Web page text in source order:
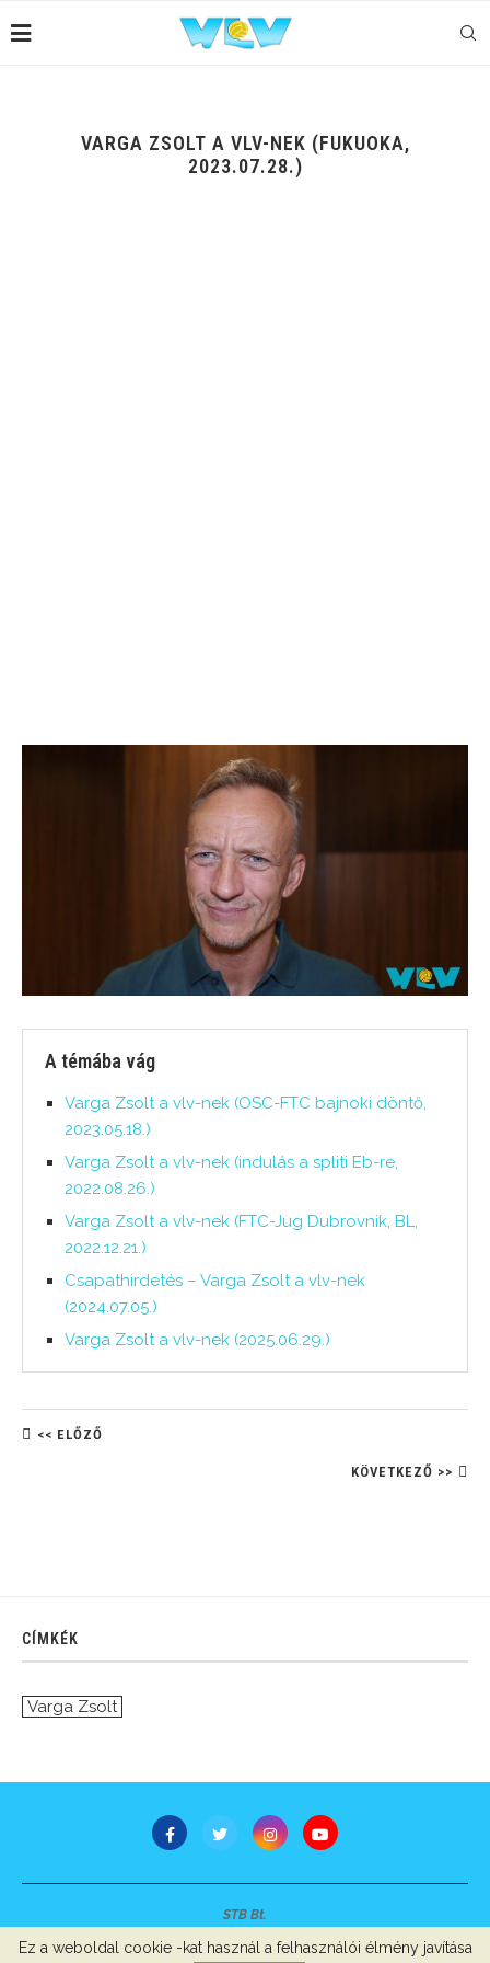
VARGA ZSOLT A VLV-NEK (FUKUOKA,
2023.07.28.)
A témába vág
Varga Zsolt a vlv-nek (OSC-FTC bajnoki döntő,
2023.05.18.)
Varga Zsolt a vlv-nek (indulás a spliti Eb-re,
2022.08.26.)
Varga Zsolt a vlv-nek (FTC-Jug Dubrovnik, BL,
2022.12.21.)
Csapathirdetés – Varga Zsolt a vlv-nek
(2024.07.05.)
Varga Zsolt a vlv-nek (2025.06.29.)
<< ELŐZŐ
KÖVETKEZŐ >>
CÍMKÉK
Varga Zsolt
STB Bt.
Ez a weboldal cookie -kat használ a felhasználói élmény javítása